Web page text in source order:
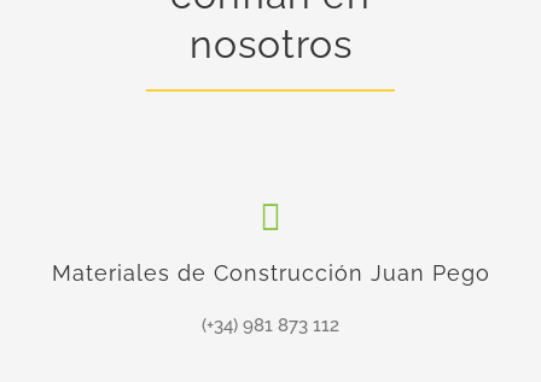
nosotros
Materiales de Construcción Juan Pego
(+34) 981 873 112